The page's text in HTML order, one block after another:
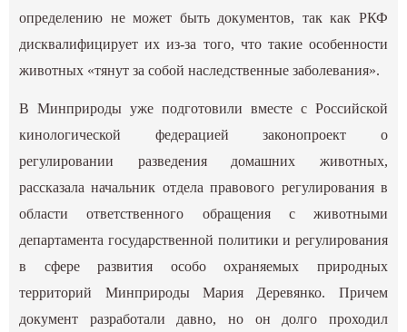
определению не может быть документов, так как РКФ
дисквалифицирует их из-за того, что такие особенности
животных «тянут за собой наследственные заболевания».
В Минприроды уже подготовили вместе с Российской
кинологической федерацией законопроект о
регулировании разведения домашних животных,
рассказала начальник отдела правового регулирования в
области ответственного обращения с животными
департамента государственной политики и регулирования
в сфере развития особо охраняемых природных
территорий Минприроды Мария Деревянко. Причем
документ разработали давно, но он долго проходил